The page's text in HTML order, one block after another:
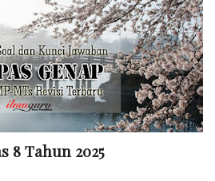
8 Tahun 2025